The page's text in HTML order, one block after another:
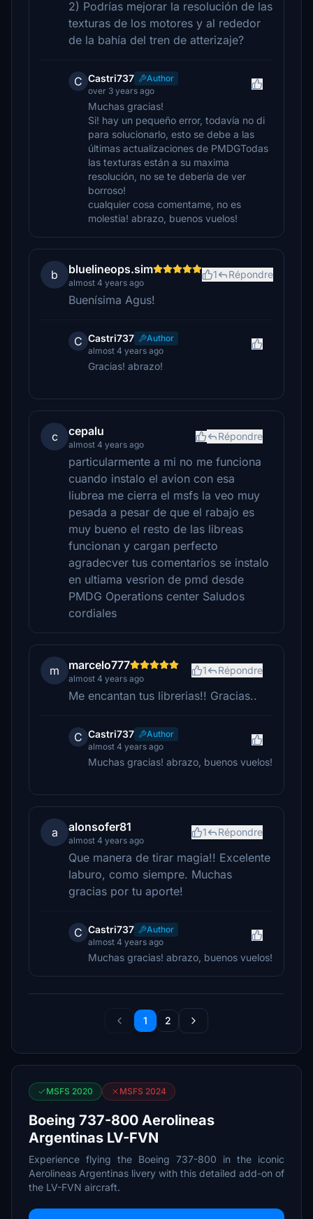
2) Podrías mejorar la resolución de las
texturas de los motores y al rededor
de la bahía del tren de atterizaje?
C Castri737
Author
over 3 years ago
Muchas gracias!
Si! hay un pequeño error, todavía no di
para solucionarlo, esto se debe a las
últimas actualizaciones de PMDGTodas
las texturas están a su maxima
resolución, no se te debería de ver
borroso!
cualquier cosa comentame, no es
molestia! abrazo, buenos vuelos!
b bluelineops.sim
almost 4 years ago
1 Répondre
Buenísima Agus!
C Castri737
Author
almost 4 years ago
Gracias! abrazo!
c cepalu
almost 4 years ago
Répondre
particularmente a mi no me funciona
cuando instalo el avion con esa
liubrea me cierra el msfs la veo muy
pesada a pesar de que el rabajo es
muy bueno el resto de las libreas
funcionan y cargan perfecto
agradecver tus comentarios se instalo
en ultiama vesrion de pmd desde
PMDG Operations center Saludos
cordiales
m marcelo777
almost 4 years ago
1 Répondre
Me encantan tus librerias!! Gracias..
C Castri737
Author
almost 4 years ago
Muchas gracias! abrazo, buenos vuelos!
a alonsofer81
almost 4 years ago
1 Répondre
Que manera de tirar magia!! Excelente
laburo, como siempre. Muchas
gracias por tu aporte!
C Castri737
Author
almost 4 years ago
Muchas gracias! abrazo, buenos vuelos!
1 2
MSFS 2020 MSFS 2024
Boeing 737-800 Aerolineas
Argentinas LV-FVN
Experience flying the Boeing 737-800 in the iconic
Aerolineas Argentinas livery with this detailed add-on of
the LV-FVN aircraft.